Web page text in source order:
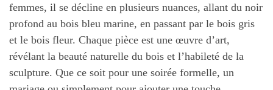
femmes, il se décline en plusieurs nuances, allant du noir
profond au bois bleu marine, en passant par le bois gris
et le bois fleur. Chaque pièce est une œuvre d’art,
révélant la beauté naturelle du bois et l’habileté de la
sculpture. Que ce soit pour une soirée formelle, un